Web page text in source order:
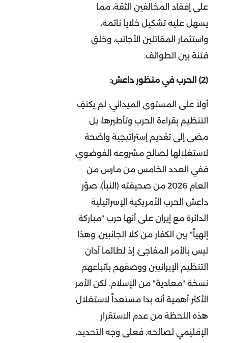
على إفقاد المخالفين الثقة، مما
يسهل عليه تشكيل خلايا نائمة،
واستثمار المقاتلين الأجانب، وخلق
فتنة بين الطوائف.
(2) الحرب في منظور داعش:
أولاً على المستوى الميداني: لم يكتفِ
التنظيم بقراءة الحرب وتأطيرها، بل
مضى إلى تقديم إستراتيجية واضحة
لاستغلالها لصالح مشروعه الفوضوي.
ففي العدد الخامس من مارس من
العام 2026 من صحيفته (النبأ)، صوّر
داعش الحرب الأمريكية الإسرائيلية
الدائرة مع إيران على أنها حرب "مباركة
إلهياً" بين الكفار من كلا الجانبين. وهذا
ليس بالأمر المفاجئ، إذ لطالما أدان
التنظيم الإيرانيين ووصفهم باتباعهم
نسخة "معادية" من الإسلام. لكن الأمر
الأكثر أهمية أنه بدا مستعداً لاستغلال
هذه اللحظة من عدم الاستقرار
الإقليمي لصالحه. فعلى وجه التحديد،